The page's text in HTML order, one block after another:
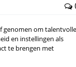
genomen om talentvolle
en instellingen als
te brengen met